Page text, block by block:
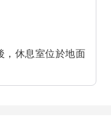
，休息室位於地面